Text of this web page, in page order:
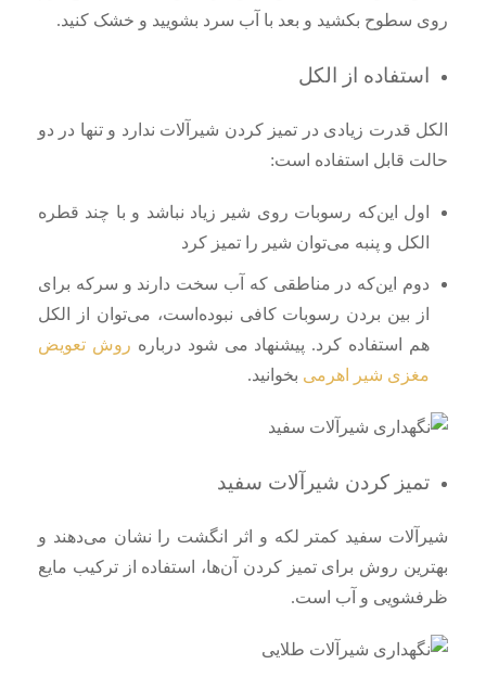
روی سطوح بکشید و بعد با آب سرد بشویید و خشک کنید.
استفاده از الکل
الکل قدرت زیادی در تمیز کردن شیرآلات ندارد و تنها در دو
حالت قابل استفاده است:
اول این‌که رسوبات روی شیر زیاد نباشد و با چند قطره
الکل و پنبه می‌توان شیر را تمیز کرد
دوم این‌که در مناطقی که آب سخت دارند و سرکه برای
از بین بردن رسوبات کافی نبوده‌است، می‌توان از الکل
هم استفاده کرد. پیشنهاد می شود درباره روش تعویض
مغزی شیر اهرمی بخوانید.
تمیز کردن شیرآلات سفید
شیرآلات سفید کمتر لکه و اثر انگشت را نشان می‌دهند و
بهترین روش برای تمیز کردن آن‌ها، استفاده از ترکیب مایع
ظرفشویی و آب است.